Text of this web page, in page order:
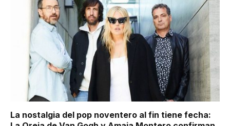
La nostalgia del pop noventero al fin tiene fecha: